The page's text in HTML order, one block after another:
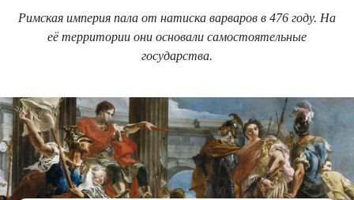
Римская империя пала от натиска варваров в 476 году. На
её территории они основали самостоятельные
государства.